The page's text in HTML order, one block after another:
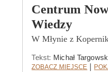
Centrum
Wiedzy
W Młynie z
Tekst: Michał
Zobacz Miejsce |